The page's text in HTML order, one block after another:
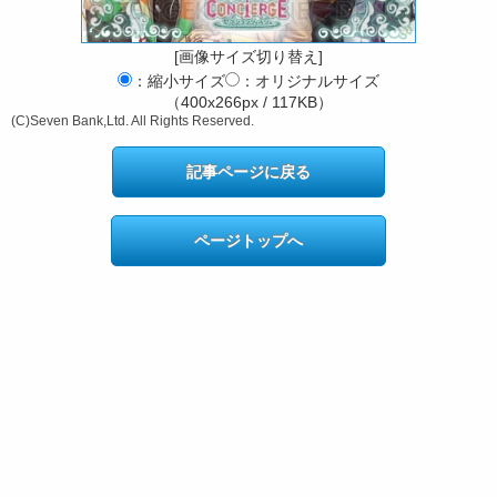
[画像サイズ切り替え]
：縮小サイズ
：オリジナルサイズ
（400x266px / 117KB）
(C)Seven Bank,Ltd. All Rights Reserved.
記事ページに戻る
ページトップへ